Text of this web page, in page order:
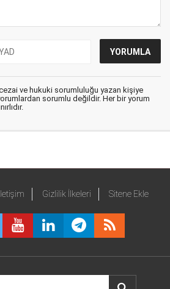
cezai ve hukuki sorumluluğu yazan kişiye
sorumlu değildir. Her bir yorum
İletişim Gizlilik İlkeleri Sitene Ekle